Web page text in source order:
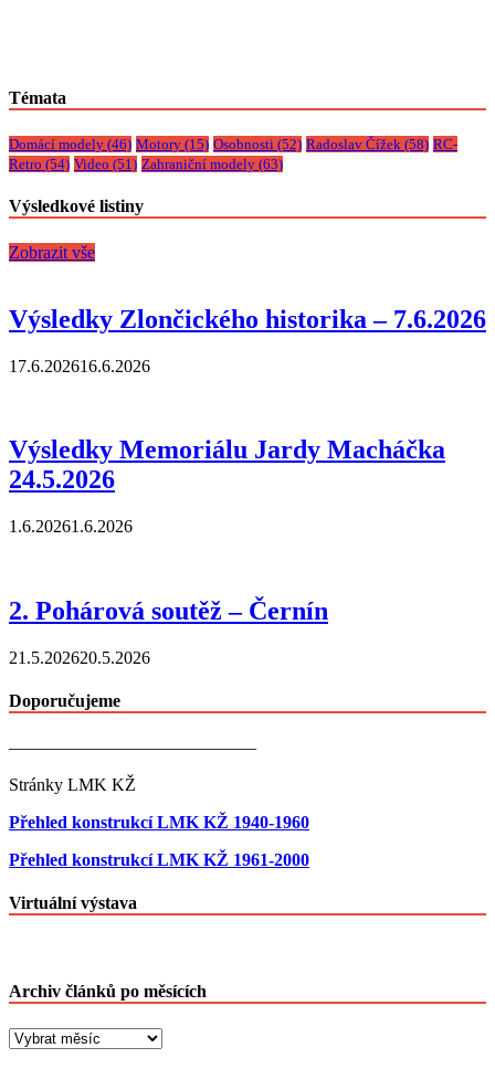
Témata
Domácí modely (46) Motory (15) Osobnosti (52) Radoslav Čížek (58) RC-
Retro (54) Video (51) Zahraniční modely (63)
Výsledkové listiny
Zobrazit vše
Výsledky Zlončického historika – 7.6.2026
17.6.202616.6.2026
Výsledky Memoriálu Jardy Macháčka
24.5.2026
1.6.20261.6.2026
2. Pohárová soutěž – Černín
21.5.202620.5.2026
Doporučujeme
——————————————
Stránky LMK KŽ
Přehled konstrukcí LMK KŽ 1940-1960
Přehled konstrukcí LMK KŽ 1961-2000
Virtuální výstava
Archiv článků po měsících
Archiv